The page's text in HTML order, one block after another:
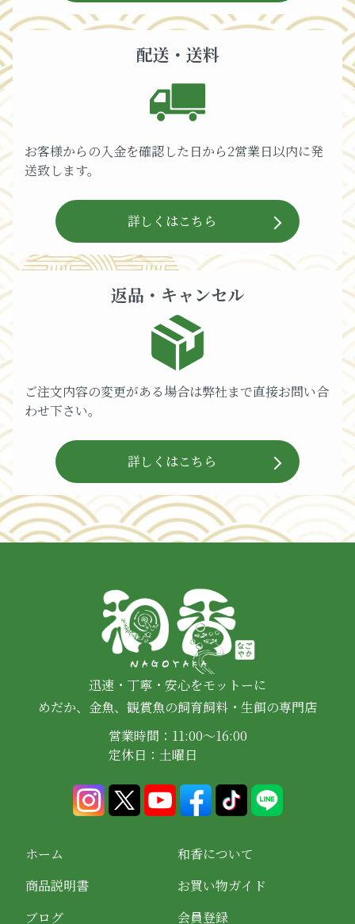
配送・送料
お客様からの入金を確認した日から2営業日以内に発
送致します。
詳しくはこちら
返品・キャンセル
ご注文内容の変更がある場合は弊社まで直接お問い合
わせ下さい。
詳しくはこちら
迅速・丁寧・安心をモットーに
めだか、金魚、観賞魚の飼育飼料・生餌の専門店
営業時間：11:00～16:00
定休日：土曜日
ホーム
和香について
商品説明書
お買い物ガイド
ブログ
会員登録